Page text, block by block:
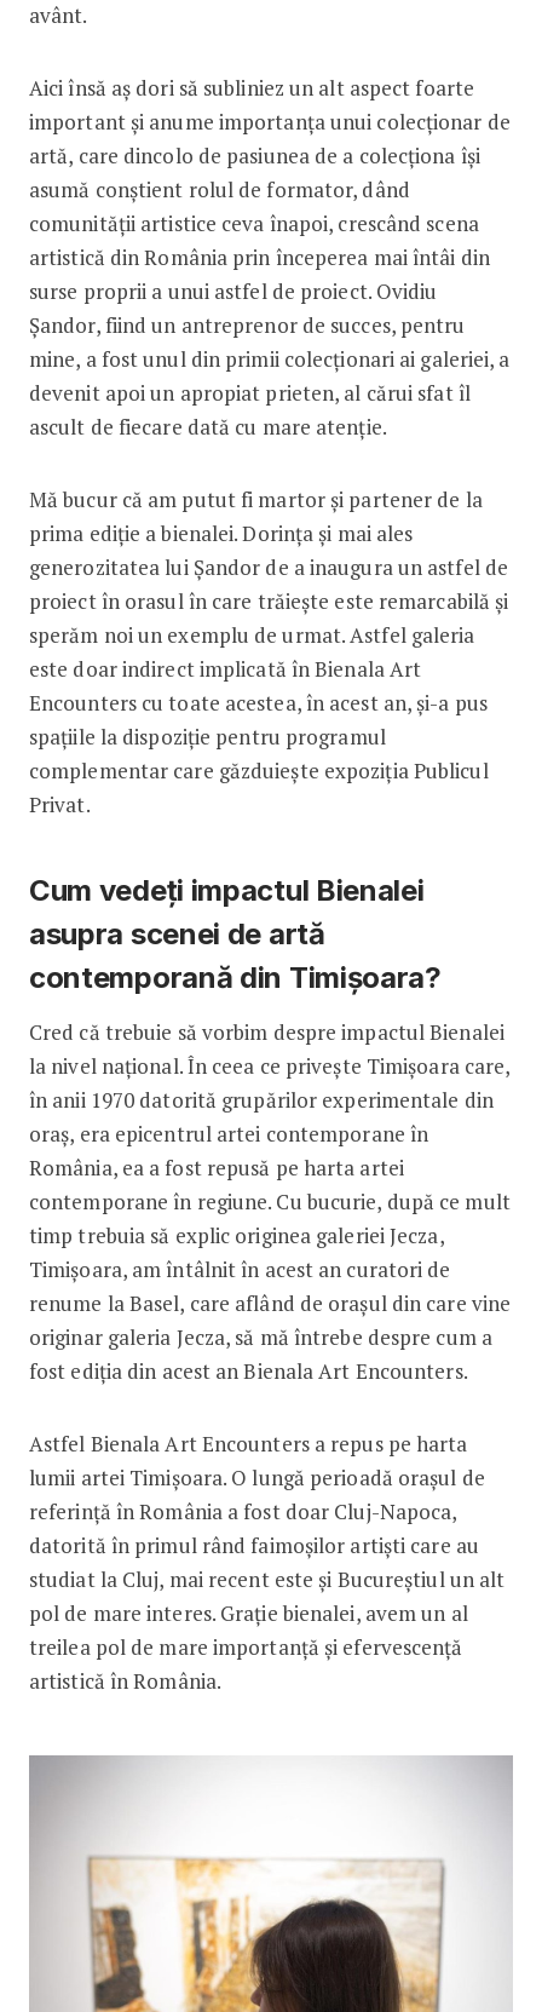
avânt.
Aici însă aș dori să subliniez un alt aspect foarte
important și anume importanța unui colecționar de
artă, care dincolo de pasiunea de a colecționa își
asumă conștient rolul de formator, dând
comunității artistice ceva înapoi, crescând scena
artistică din România prin începerea mai întâi din
surse proprii a unui astfel de proiect. Ovidiu
Șandor, fiind un antreprenor de succes, pentru
mine, a fost unul din primii colecționari ai galeriei, a
devenit apoi un apropiat prieten, al cărui sfat îl
ascult de fiecare dată cu mare atenție.
Mă bucur că am putut fi martor și partener de la
prima ediție a bienalei. Dorința și mai ales
generozitatea lui Șandor de a inaugura un astfel de
proiect în orasul în care trăiește este remarcabilă și
sperăm noi un exemplu de urmat. Astfel galeria
este doar indirect implicată în Bienala Art
Encounters cu toate acestea, în acest an, și-a pus
spațiile la dispoziție pentru programul
complementar care găzduiește expoziția Publicul
Privat.
Cum vedeți impactul Bienalei
asupra scenei de artă
contemporană din Timișoara?
Cred că trebuie să vorbim despre impactul Bienalei
la nivel național. În ceea ce privește Timișoara care,
în anii 1970 datorită grupărilor experimentale din
oraș, era epicentrul artei contemporane în
România, ea a fost repusă pe harta artei
contemporane în regiune. Cu bucurie, după ce mult
timp trebuia să explic originea galeriei Jecza,
Timișoara, am întâlnit în acest an curatori de
renume la Basel, care aflând de orașul din care vine
originar galeria Jecza, să mă întrebe despre cum a
fost ediția din acest an Bienala Art Encounters.
Astfel Bienala Art Encounters a repus pe harta
lumii artei Timișoara. O lungă perioadă orașul de
referință în România a fost doar Cluj-Napoca,
datorită în primul rând faimoșilor artiști care au
studiat la Cluj, mai recent este și Bucureștiul un alt
pol de mare interes. Grație bienalei, avem un al
treilea pol de mare importanță și efervescență
artistică în România.